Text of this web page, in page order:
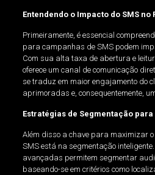
Entendendo o Impacto do SMS no
Primeiramente, é essencial
para campanhas de SMS podem
Com sua alta taxa de abertura e
oferece um canal de comunicação
se traduz em maior engajamento do
aprimoradas e, consequentemente,
Estratégias de Segmentação
Além disso a chave para maximizar
SMS está na segmentação
avançadas permitem segmentar
baseando-se em critérios como